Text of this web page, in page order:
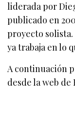
liderada por
publicado en
proyecto
ya trabaja en lo
A continuación
desde la web de